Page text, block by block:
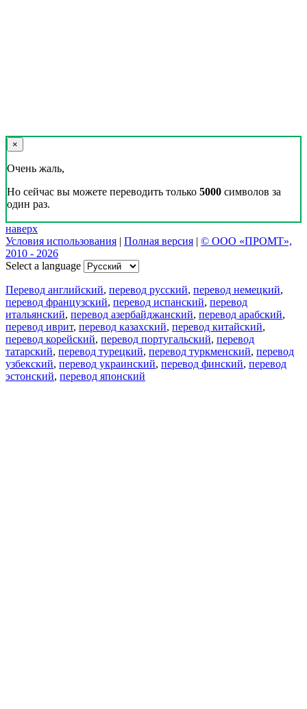
×
Очень жаль,
Но сейчас вы можете переводить только 5000 символов за
один раз.
наверх
Условия использования | Полная версия | © ООО «ПРОМТ»,
2010 - 2026
Select a language
Перевод английский, перевод русский, перевод немецкий,
перевод французский, перевод испанский, перевод
итальянский, перевод азербайджанский, перевод арабский,
перевод иврит, перевод казахский, перевод китайский,
перевод корейский, перевод португальский, перевод
татарский, перевод турецкий, перевод туркменский, перевод
узбекский, перевод украинский, перевод финский, перевод
эстонский, перевод японский